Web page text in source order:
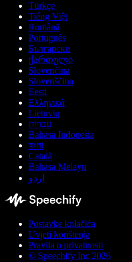
Türkçe
Tiếng Việt
Română
Português
Български
ქართული
Slovenčina
Slovenščina
Eesti
Ελληνικά
Lietuvių
עברית
Bahasa Indonesia
বাংলা
Català
Bahasa Melayu
اردو
Postavke kolačića
Uvjeti korištenja
Pravila o privatnosti
© Speechify Inc 2026